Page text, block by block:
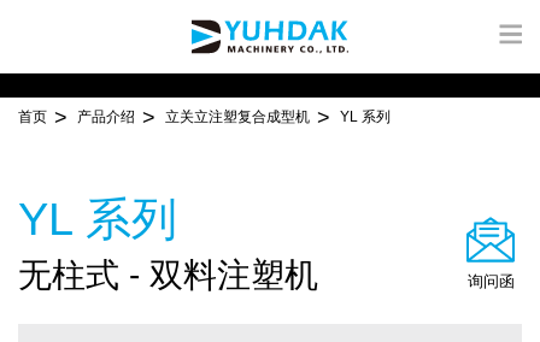
首页 产品介绍 立关立注塑复合成型机 YL 系列
YL 系列
无柱式 - 双料注塑机 询问函